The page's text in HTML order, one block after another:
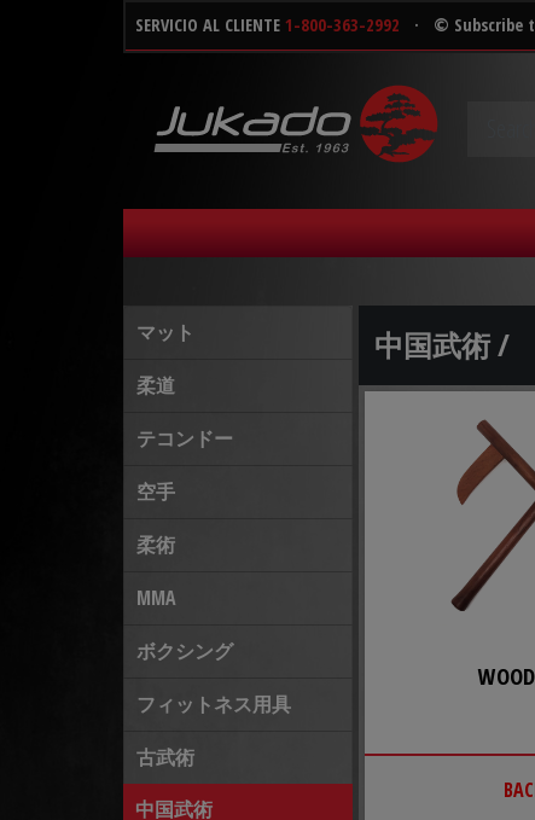
SERVICIO AL CLIENTE 1-800-363-2992 · © Subscribe
マット
柔道
テコンドー
空手
柔術
MMA
ボクシング
フィットネス用具
古武術
中国武術
中国武術 /